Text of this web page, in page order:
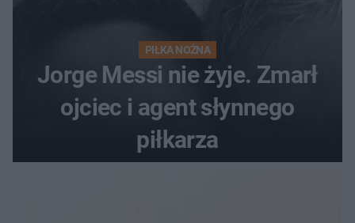
PIŁKA NOŻNA
Jorge Messi nie żyje. Zmarł
ojciec i agent słynnego
piłkarza